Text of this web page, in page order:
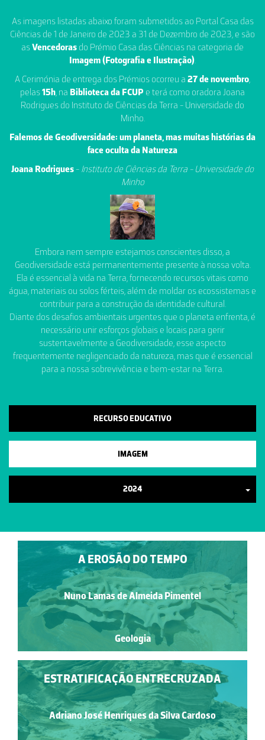
As imagens listadas abaixo foram submetidos ao Portal Casa das
Ciências de 1 de Janeiro de 2023 a 31 de Dezembro de 2023, e são
asVencedoras do Prémio Casa das Ciências na categoria de
Imagem (Fotografia e Ilustração).
A Cerimónia de entrega dos Prémios ocorreu a 27 de novembro,
pelas15h, na Biblioteca da FCUP e terá como oradora Joana
Rodrigues do Instituto de Ciências da Terra - Universidade do
Minho.
Falemos de Geodiversidade: um planeta, mas muitas histórias da
face oculta da Natureza
Joana Rodrigues- Instituto de Ciências da Terra - Universidade do
Minho
Embora nem sempre estejamos conscientes disso, a
Geodiversidade está permanentemente presente à nossa volta.
Ela é essencial à vida na Terra, fornecendo recursos vitais como
água, materiais ou solos férteis, além de moldar os ecossistemas e
contribuir para a construção da identidade cultural.
Diante dos desafios ambientais urgentes que o planeta enfrenta, é
necessário unir esforços globais e locais para gerir
sustentavelmente a Geodiversidade, esse aspecto
frequentemente negligenciado da natureza, mas que é essencial
para a nossa sobrevivência e bem-estar na Terra.
RECURSO EDUCATIVO
IMAGEM
2024
ESTRATIFICAÇÃO ENTRECRUZADA
Adriano José Henriques da Silva Cardoso
A EROSÃO DO TEMPO
Nuno Lamas de Almeida Pimentel
Geologia